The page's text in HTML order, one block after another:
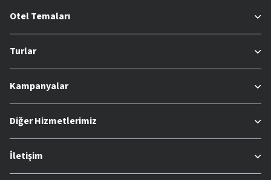
Otel Temaları
Turlar
Kampanyalar
Diğer Hizmetlerimiz
İletişim